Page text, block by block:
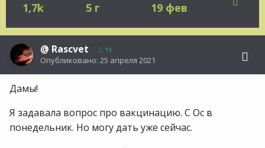
1,7k 5 г 19 фев
@ Rascvet 11
Опубликовано: 25 апреля 2021
Дамы!
Я задавала вопрос про вакцинацию. С Ос в
понедельник. Но могу дать уже сейчас.